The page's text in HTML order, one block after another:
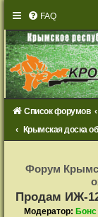
FAQ
Список форумов
Крымская доска
с
т
Форум
Продам ИЖ-
Модератор: Бонс